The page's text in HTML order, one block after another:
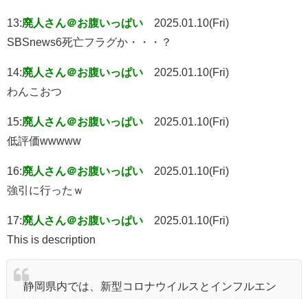
13:廃人さん＠お腹いっぱい
2025.01.10(Fri)
SBSnews6死亡フラグか・・・？
14:廃人さん＠お腹いっぱい
2025.01.10(Fri)
わんこおつ
15:廃人さん＠お腹いっぱい
2025.01.10(Fri)
低評価wwwww
16:廃人さん＠お腹いっぱい
2025.01.10(Fri)
強引に行ったｗ
17:廃人さん＠お腹いっぱい
2025.01.10(Fri)
This is description
静岡県内では、新型コロナウイルスとインフルエン